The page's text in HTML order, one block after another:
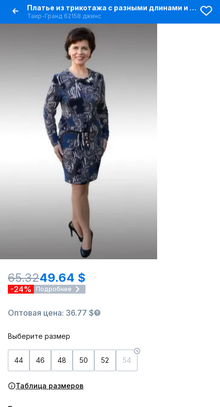
Платье из трикотажа с разными длинами и цветами
Таир-Гранд 62158 джинс
65.3249.64 $
-24% Подробнее
Оптовая цена: 36.77 $
Выберите размер
44 46 48 50 52 54
Таблица размеров